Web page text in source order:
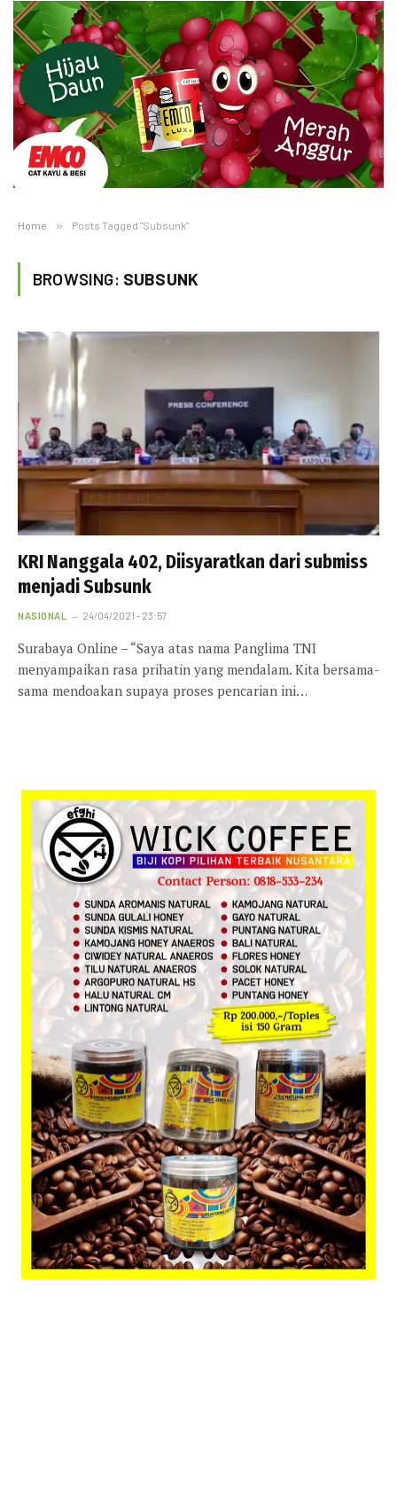
Home » Posts Tagged "Subsunk"
BROWSING: SUBSUNK
KRI Nanggala 402, Diisyaratkan dari submiss
menjadi Subsunk
NASIONAL 24/04/2021 - 23:57
Surabaya Online – “Saya atas nama Panglima TNI
menyampaikan rasa prihatin yang mendalam. Kita bersama-
sama mendoakan supaya proses pencarian ini…